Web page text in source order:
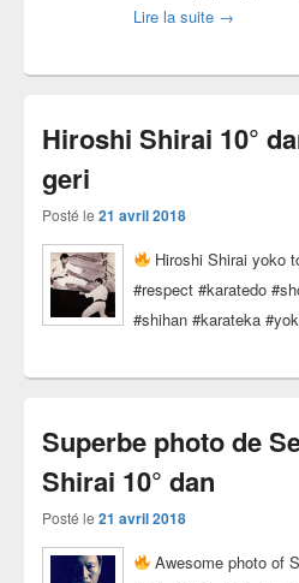
Lire la suite Stage
→
Hiroshi Shirai 10°
geri
Posté le 21 avril 2018
Hiroshi Shirai yoko
#respect #karatedo
#shihan #karateka
Superbe photo de
Shirai 10° dan
Posté le 21 avril 2018
Awesome photo of